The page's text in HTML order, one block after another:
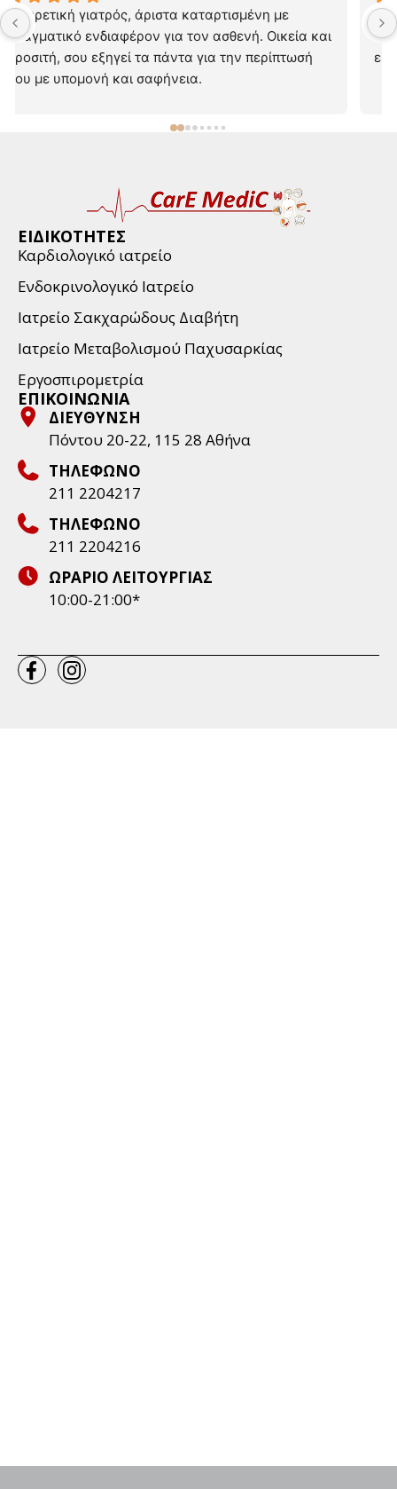
Με λεπτομερή εξέταση με την καλύτερη διάθεση
της η γιατρός με έκανε να νιώσω ασφαλής! Την
ευχαριστώ και συνεχίζουμε !!!
ΕΙΔΙΚΟΤΗΤΕΣ
Καρδιολογικό ιατρείο
Ενδοκρινολογικό Ιατρείο
Ιατρείο Σακχαρώδους Διαβήτη
Ιατρείο Μεταβολισμού Παχυσαρκίας
Εργοσπιρομετρία
ΕΠΙΚΟΙΝΩΝΙΑ
ΔΙΕΥΘΥΝΣΗ
Πόντου 20-22, 115 28 Aθήνα
ΤΗΛΕΦΩΝΟ
211 2204217
ΤΗΛΕΦΩΝΟ
211 2204216
ΩΡΑΡΙΟ ΛΕΙΤΟΥΡΓΙΑΣ
10:00-21:00*